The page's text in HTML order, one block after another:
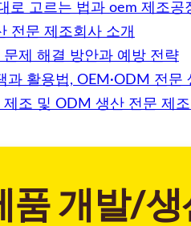
로 고르는 법과 oem 제조공
전문 제조회사 소개
제 해결 방안과 예방 전략
과 활용법, OEM·ODM 전문
조 및 ODM 생산 전문 제조
품 개발/생